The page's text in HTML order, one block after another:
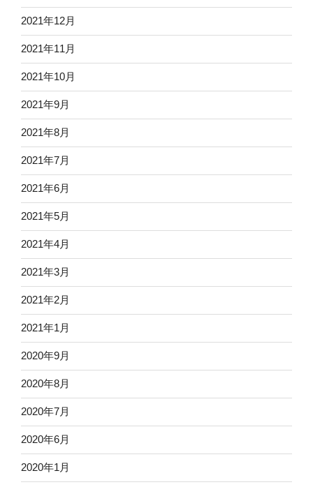
2021年12月
2021年11月
2021年10月
2021年9月
2021年8月
2021年7月
2021年6月
2021年5月
2021年4月
2021年3月
2021年2月
2021年1月
2020年9月
2020年8月
2020年7月
2020年6月
2020年1月